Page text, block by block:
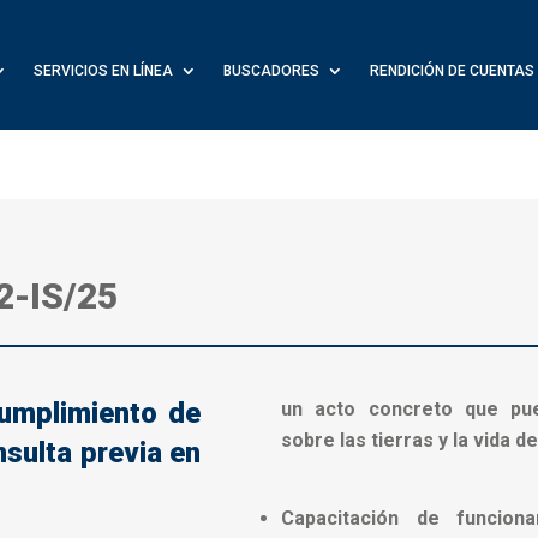
SERVICIOS EN LÍNEA BUSCADORES RENDICIÓN DE CUENTAS
IS/25
de
previa en
un acto concreto que
sobre las tierras y la vida
Capacitación de